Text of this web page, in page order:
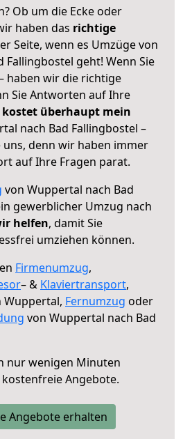
Ob um die Ecke oder
haben das richtige
Seite, wenn es Umzüge von
Fallingbostel geht! Wenn Sie
haben wir die richtige
Sie Antworten auf Ihre
kostet überhaupt mein
nach Bad Fallingbostel –
uns, denn wir haben immer
auf Ihre Fragen parat.
von Wuppertal nach Bad
gewerblicher Umzug nach
helfen, damit Sie
umziehen können.
Firmenumzug,
– & Klaviertransport,
Wuppertal, Fernumzug oder
von Wuppertal nach Bad
nur wenigen Minuten
Angebote.
Angebote erhalten